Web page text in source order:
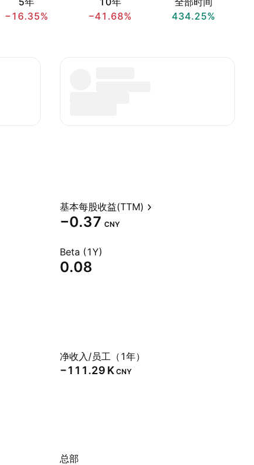
−16.35%
−41.68%
434.25%
基本每股收益(TTM)
−0.37 CNY
Beta (1Y)
0.08
净收入/员工（1年）
‪−111.29 K‬ CNY
总部